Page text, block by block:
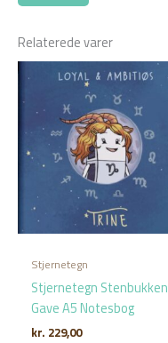
Relaterede varer
Stjernetegn
Stjernetegn Stenbukken
Gave A5 Notesbog
kr. 229,00